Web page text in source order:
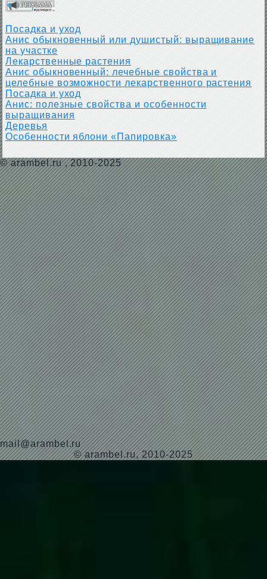
Посадка и уход
Анис обыкновенный или душистый: выращивание
на участке
Лекарственные растения
Анис обыкновенный: лечебные свойства и
целебные возможности лекарственного растения
Посадка и уход
Анис: полезные свойства и особенности
выращивания
Деревья
Особенности яблони «Папировка»
© arambel.ru, 2010-2025
mail@arambel.ru
© arambel.ru, 2010-2025